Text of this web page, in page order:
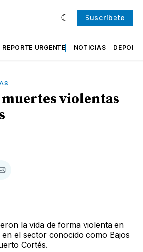
Suscríbete
REPORTE URGENTE NOTICIAS
muertes violentas
Compartir
Email
la vida de forma violenta en
el sector conocido como Bajos
Cortés.